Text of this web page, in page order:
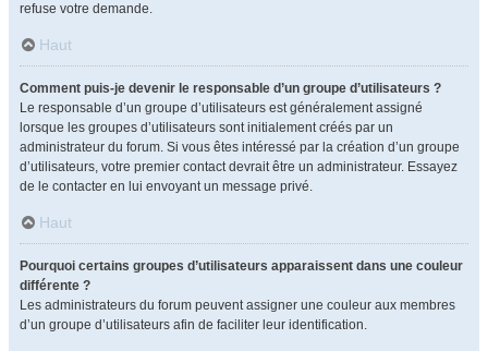
refuse votre demande.
Haut
Comment puis-je devenir le responsable d’un groupe d’utilisateurs ?
Le responsable d’un groupe d’utilisateurs est généralement assigné
lorsque les groupes d’utilisateurs sont initialement créés par un
administrateur du forum. Si vous êtes intéressé par la création d’un groupe
d’utilisateurs, votre premier contact devrait être un administrateur. Essayez
de le contacter en lui envoyant un message privé.
Haut
Pourquoi certains groupes d’utilisateurs apparaissent dans une couleur
différente ?
Les administrateurs du forum peuvent assigner une couleur aux membres
d’un groupe d’utilisateurs afin de faciliter leur identification.